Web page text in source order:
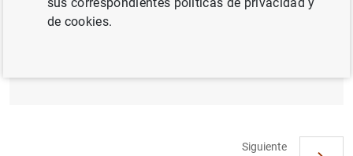
Supervisory Mechanism between the
European Central Bank and national
Siguiente
de cookies.